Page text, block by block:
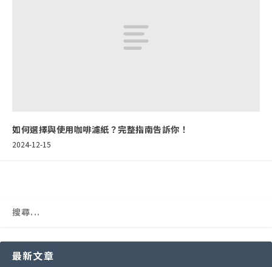
如何選擇與使用咖啡濾紙？完整指南告訴你！
2024-12-15
最新文章